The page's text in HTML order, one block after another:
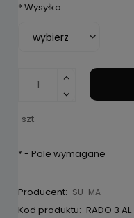
*Wysyłka:
szt.
*- Pole wymagane
Producent: SU-MA
Kod produktu: RADO 3 AL